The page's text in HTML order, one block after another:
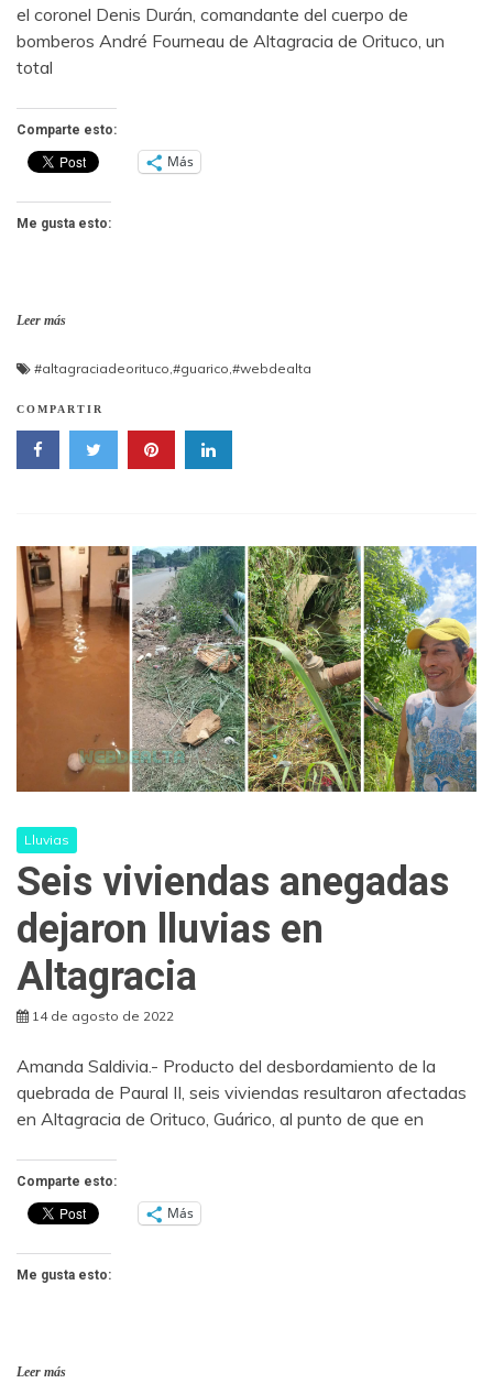
el coronel Denis Durán, comandante del cuerpo de
bomberos André Fourneau de Altagracia de Orituco, un
total
Comparte esto:
Más
Me gusta esto:
Leer más
#altagraciadeorituco #guarico #webdealta
COMPARTIR
Lluvias
Seis viviendas anegadas
dejaron lluvias en
Altagracia
14 de agosto de 2022
Amanda Saldivia.- Producto del desbordamiento de la
quebrada de Paural II, seis viviendas resultaron afectadas
en Altagracia de Orituco, Guárico, al punto de que en
Comparte esto:
Más
Me gusta esto:
Leer más